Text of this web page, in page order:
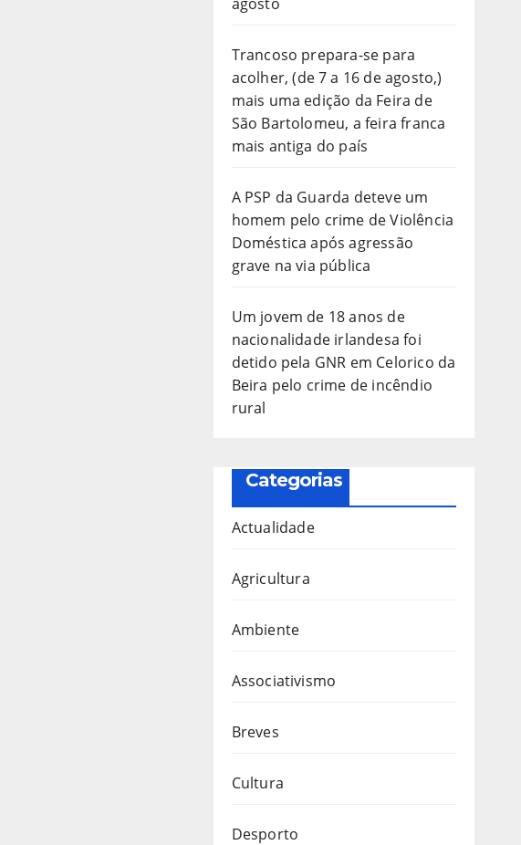
Trancoso prepara-se para
acolher, (de 7 a 16 de agosto,)
mais uma edição da Feira de
São Bartolomeu, a feira franca
mais antiga do país
A PSP da Guarda deteve um
homem pelo crime de Violência
Doméstica após agressão
grave na via pública
Um jovem de 18 anos de
nacionalidade irlandesa foi
detido pela GNR em Celorico da
Beira pelo crime de incêndio
rural
Categorias
Actualidade
Agricultura
Ambiente
Associativismo
Breves
Cultura
Desporto